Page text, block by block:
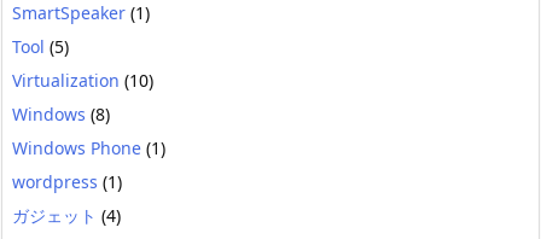
SmartSpeaker (1)
Tool (5)
Virtualization (10)
Windows (8)
Windows Phone (1)
wordpress (1)
ガジェット (4)